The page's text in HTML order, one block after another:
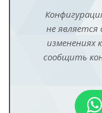
не
изменениях
сообщить